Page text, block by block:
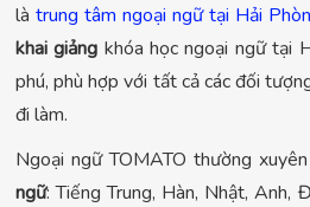
là trung tâm ngoại ngữ tại Hải
khai giảng khóa học ngoại ngữ tại
phú, phù hợp với tất cả các đối
đi làm.
Ngoại ngữ TOMATO thường xuyên
ngữ: Tiếng Trung, Hàn, Nhật, Anh,